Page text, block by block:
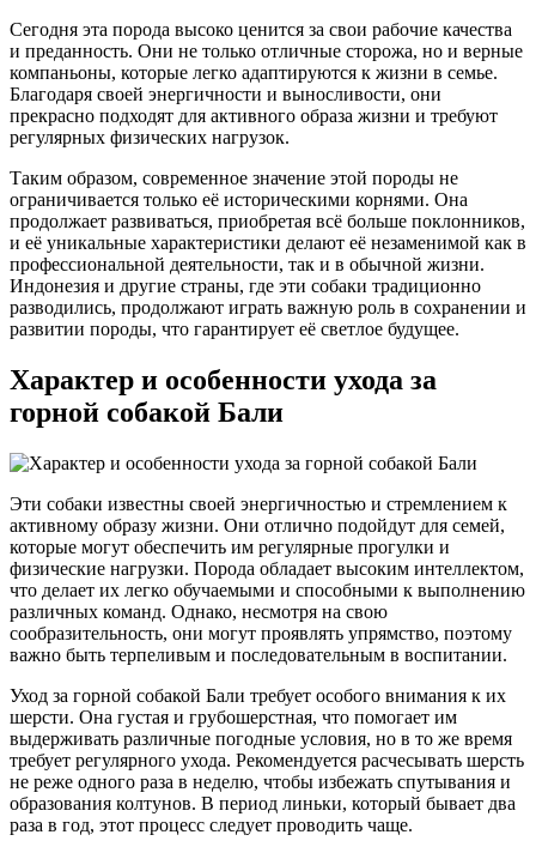
Сегодня эта порода высоко ценится за свои рабочие качества
и преданность. Они не только отличные сторожа, но и верные
компаньоны, которые легко адаптируются к жизни в семье.
Благодаря своей энергичности и выносливости, они
прекрасно подходят для активного образа жизни и требуют
регулярных физических нагрузок.
Таким образом, современное значение этой породы не
ограничивается только её историческими корнями. Она
продолжает развиваться, приобретая всё больше поклонников,
и её уникальные характеристики делают её незаменимой как в
профессиональной деятельности, так и в обычной жизни.
Индонезия и другие страны, где эти собаки традиционно
разводились, продолжают играть важную роль в сохранении и
развитии породы, что гарантирует её светлое будущее.
Характер и особенности ухода за
горной собакой Бали
Эти собаки известны своей энергичностью и стремлением к
активному образу жизни. Они отлично подойдут для семей,
которые могут обеспечить им регулярные прогулки и
физические нагрузки. Порода обладает высоким интеллектом,
что делает их легко обучаемыми и способными к выполнению
различных команд. Однако, несмотря на свою
сообразительность, они могут проявлять упрямство, поэтому
важно быть терпеливым и последовательным в воспитании.
Уход за горной собакой Бали требует особого внимания к их
шерсти. Она густая и грубошерстная, что помогает им
выдерживать различные погодные условия, но в то же время
требует регулярного ухода. Рекомендуется расчесывать шерсть
не реже одного раза в неделю, чтобы избежать спутывания и
образования колтунов. В период линьки, который бывает два
раза в год, этот процесс следует проводить чаще.